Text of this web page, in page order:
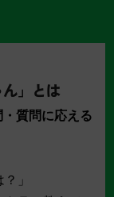
」とは
質問に応える
」